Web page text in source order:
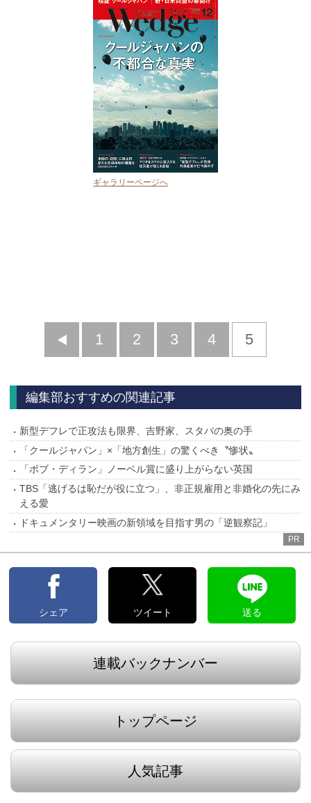
ギャラリーページへ
前
1 2 3 4 5
編集部おすすめの関連記事
新型デフレで正攻法も限界、吉野家、スタバの奥の手
「クールジャパン」×「地方創生」の驚くべき〝惨状〟
「ボブ・ディラン」ノーベル賞に盛り上がらない英国
TBS「逃げるは恥だが役に立つ」、非正規雇用と非婚化の先にみ
える愛
ドキュメンタリー映画の新領域を目指す男の「逆観察記」
PR
シェア ツイート 送る
連載バックナンバー
トップページ
人気記事